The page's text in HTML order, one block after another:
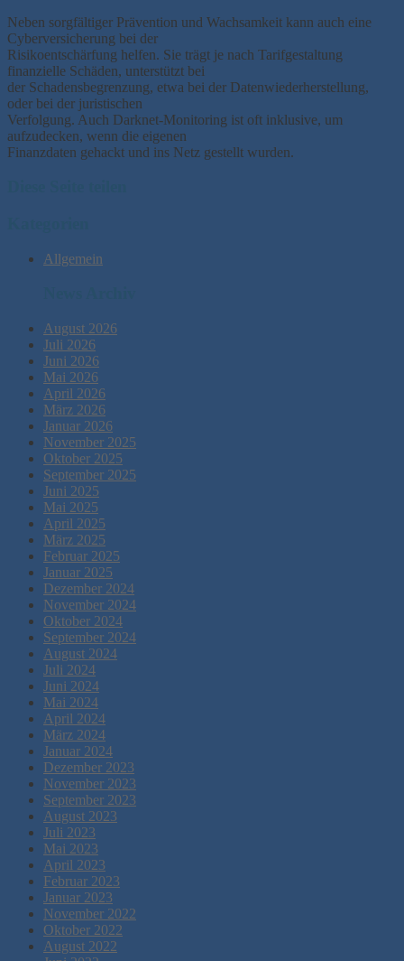
Neben sorgfältiger Prävention und Wachsamkeit kann auch eine
Cyberversicherung bei der
Risikoentschärfung helfen. Sie trägt je nach Tarifgestaltung
finanzielle Schäden, unterstützt bei
der Schadensbegrenzung, etwa bei der Datenwiederherstellung,
oder bei der juristischen
Verfolgung. Auch Darknet-Monitoring ist oft inklusive, um
aufzudecken, wenn die eigenen
Finanzdaten gehackt und ins Netz gestellt wurden.
Allgemein
August 2026
Juli 2026
Juni 2026
Mai 2026
April 2026
März 2026
Januar 2026
November 2025
Oktober 2025
September 2025
Juni 2025
Mai 2025
April 2025
März 2025
Februar 2025
Januar 2025
Dezember 2024
November 2024
Oktober 2024
September 2024
August 2024
Juli 2024
Juni 2024
Mai 2024
April 2024
März 2024
Januar 2024
Dezember 2023
November 2023
September 2023
August 2023
Juli 2023
Mai 2023
April 2023
Februar 2023
Januar 2023
November 2022
Oktober 2022
August 2022